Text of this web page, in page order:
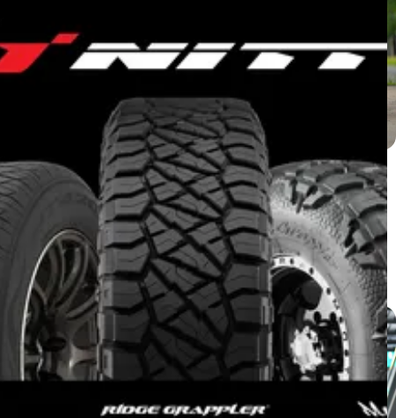
Isuzu D-Max ติดตั้ง NT420SD